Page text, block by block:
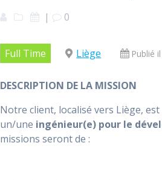
| 0
Full Time Liège Publié
DESCRIPTION DE LA MISSION
Notre client, localisé vers Liège,
un/une ingénieur(e) pour le
missions seront de :